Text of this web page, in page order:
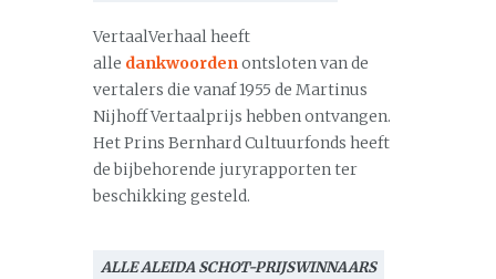
VertaalVerhaal heeft
alle dankwoordenontsloten van de
vertalers die vanaf 1955 de Martinus
Nijhoff Vertaalprijs hebben ontvangen.
Het Prins Bernhard Cultuurfonds heeft
de bijbehorende juryrapporten ter
beschikking gesteld.
ALLE ALEIDA SCHOT-PRIJSWINNAARS